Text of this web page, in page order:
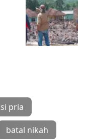
pria
batal nikah